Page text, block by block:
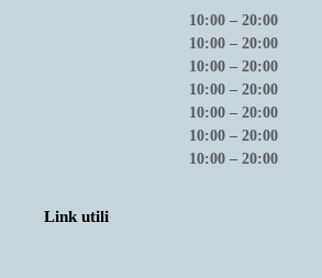
10:00 – 20:00
10:00 – 20:00
10:00 – 20:00
10:00 – 20:00
10:00 – 20:00
10:00 – 20:00
10:00 – 20:00
Link utili